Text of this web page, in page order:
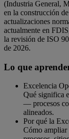
(Industria General,
en la construcción
actualizaciones
actualmente en
la revisión de ISO
de 2026.
Lo que
Excelencia
Qué significa
— procesos
alineados.
Por qué la
Cómo ampliar